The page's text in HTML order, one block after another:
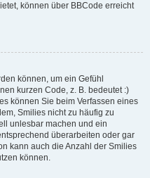
können über BBCode erreicht
können, um ein Gefühl
kurzen Code, z. B. bedeutet :)
können Sie beim Verfassen eines
Smilies nicht zu häufig zu
unlesbar machen und ein
überarbeiten oder gar
kann auch die Anzahl der Smilies
können.